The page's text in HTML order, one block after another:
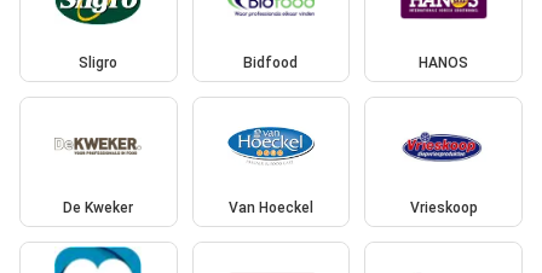
Sligro Bidfood HANOS
De Kweker Van Hoeckel Vrieskoop